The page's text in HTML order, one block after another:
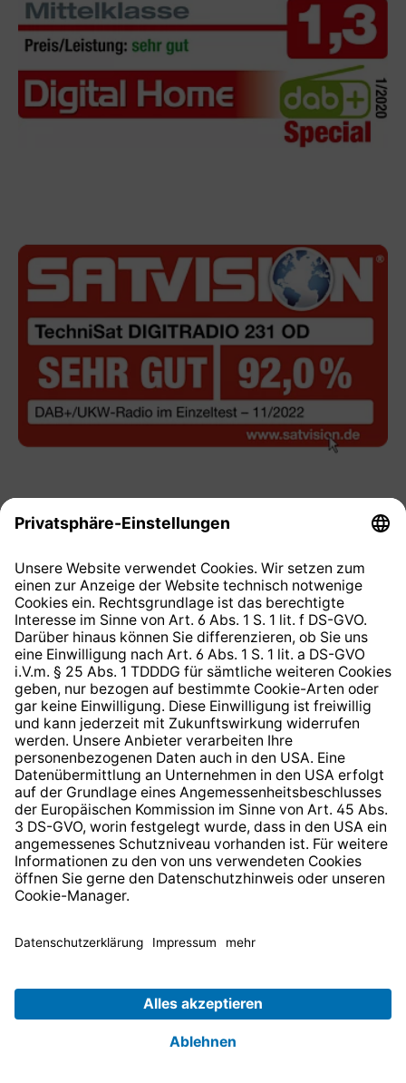
Kostenlose Lieferungab 29€ Warenwert
14 Tage kostenloseRücksendung.
Altgeräterücknahmebeantragen
Zum Newsletter anmelden und
10,-€ Gutscheinerhalten.
Anmelden
HILFE UND KONTAKT
SERVICE